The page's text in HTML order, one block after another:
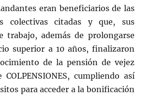
eran beneficiarios de las
colectivas citadas y que, sus
trabajo, además de prolongarse
superior a 10 años, finalizaron
de la pensión de vejez
cumpliendo así
para acceder a la bonificación